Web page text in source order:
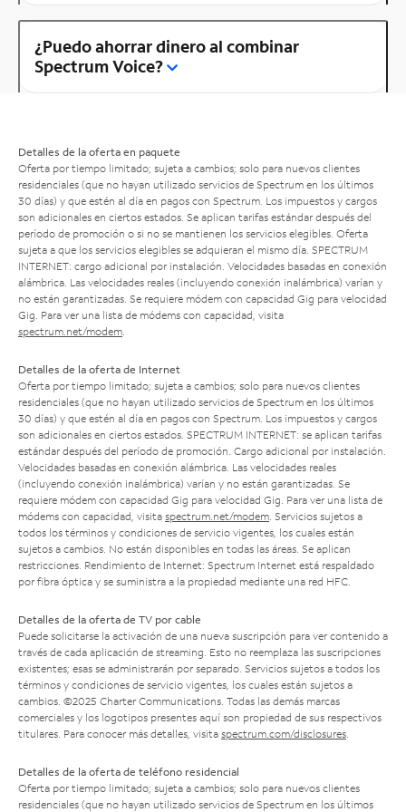
¿Puedo ahorrar dinero al combinar
Spectrum Voice?
Detalles de la oferta en paquete
Oferta por tiempo limitado; sujeta a cambios; solo para nuevos clientes
residenciales (que no hayan utilizado servicios de Spectrum en los últimos
30 días) y que estén al día en pagos con Spectrum. Los impuestos y cargos
son adicionales en ciertos estados. Se aplican tarifas estándar después del
período de promoción o si no se mantienen los servicios elegibles. Oferta
sujeta a que los servicios elegibles se adquieran el mismo día. SPECTRUM
INTERNET: cargo adicional por instalación. Velocidades basadas en conexión
alámbrica. Las velocidades reales (incluyendo conexión inalámbrica) varían y
no están garantizadas. Se requiere módem con capacidad Gig para velocidad
Gig. Para ver una lista de módems con capacidad, visita
spectrum.net/modem
Detalles de la oferta de Internet
Oferta por tiempo limitado; sujeta a cambios; solo para nuevos clientes
residenciales (que no hayan utilizado servicios de Spectrum en los últimos
30 días) y que estén al día en pagos con Spectrum. Los impuestos y cargos
son adicionales en ciertos estados. SPECTRUM INTERNET: se aplican tarifas
estándar después del período de promoción. Cargo adicional por instalación.
Velocidades basadas en conexión alámbrica. Las velocidades reales
(incluyendo conexión inalámbrica) varían y no están garantizadas. Se
requiere módem con capacidad Gig para velocidad Gig. Para ver una lista de
módems con capacidad, visita spectrum.net/modem . Servicios sujetos a
todos los términos y condiciones de servicio vigentes, los cuales están
sujetos a cambios. No están disponibles en todas las áreas. Se aplican
restricciones. Rendimiento de Internet: Spectrum Internet está respaldado
por fibra óptica y se suministra a la propiedad mediante una red HFC.
Detalles de la oferta de TV por cable
Puede solicitarse la activación de una nueva suscripción para ver contenido a
través de cada aplicación de streaming. Esto no reemplaza las suscripciones
existentes; esas se administrarán por separado. Servicios sujetos a todos los
términos y condiciones de servicio vigentes, los cuales están sujetos a
cambios. ©2025 Charter Communications. Todas las demás marcas
comerciales y los logotipos presentes aquí son propiedad de sus respectivos
titulares. Para conocer más detalles, visita spectrum.com/disclosures
Detalles de la oferta de teléfono residencial
Oferta por tiempo limitado; sujeta a cambios; solo para nuevos clientes
residenciales (que no hayan utilizado servicios de Spectrum en los últimos